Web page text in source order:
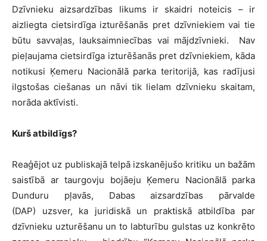
Dzīvnieku aizsardzības likums ir skaidri noteicis – ir
aizliegta cietsirdīga izturēšanās pret dzīvniekiem vai tie
būtu savvaļas, lauksaimniecības vai mājdzīvnieki. Nav
pieļaujama cietsirdīga izturēšanās pret dzīvniekiem, kāda
notikusi Ķemeru Nacionālā parka teritorijā, kas radījusi
ilgstošas ciešanas un nāvi tik lielam dzīvnieku skaitam,
norāda aktīvisti.
Kurš atbildīgs?
Reaģējot uz publiskajā telpā izskanējušo kritiku un bažām
saistībā ar taurgovju bojāeju Ķemeru Nacionālā parka
Dunduru pļavās, Dabas aizsardzības pārvalde
(DAP) uzsver, ka juridiskā un praktiskā atbildība par
dzīvnieku uzturēšanu un to labturību gulstas uz konkrēto